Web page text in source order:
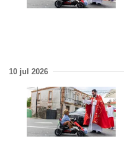
10 jul 2026